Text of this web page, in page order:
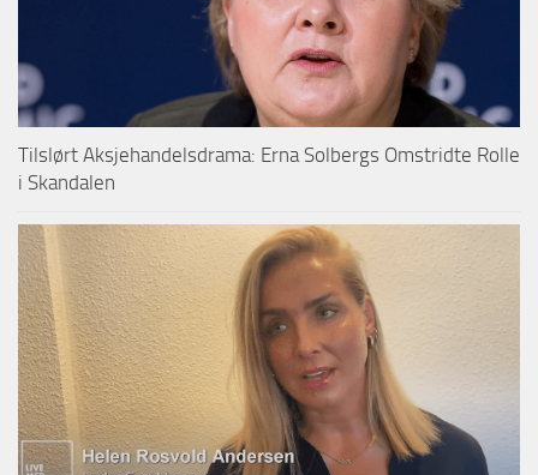
Tilslørt Aksjehandelsdrama: Erna Solbergs Omstridte Rolle
i Skandalen